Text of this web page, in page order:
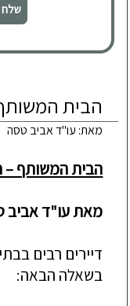
שלח
הבית
מאת: עו"ד אביב טסה
הבית המשותף –
מאת עו"ד אביב
דיירים רבים
בשאלה הבאה: